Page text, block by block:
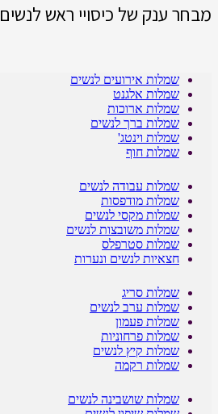
מבחר ענק של כיסויי ראש לנשים
שמלות אירועים לנשים
שמלות אלגנט
שמלות ארוכות
שמלות ברך לנשים
שמלות וינטג'
שמלות חוף
שמלות עבודה לנשים
שמלות מודפסות
שמלות מקסי לנשים
שמלות משובצות לנשים
שמלות סטרפלס
חצאיות לנשים ונערות
שמלות סריג
שמלות ערב לנשים
שמלות פעמון
שמלות פרחוניות
שמלות קיץ לנשים
שמלות רקמה
שמלות שושבינה לנשים